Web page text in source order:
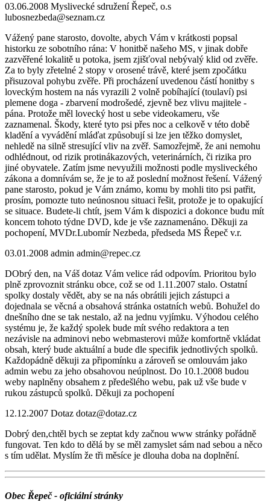
03.06.2008 Myslivecké sdružení Řepeč, o.s
lubosnezbeda@seznam.cz
Vážený pane starosto, dovolte, abych Vám v krátkosti popsal
historku ze sobotního rána: V honitbě našeho MS, v jinak dobře
zazvěřené lokalitě u potoka, jsem zjišťoval nebývalý klid od zvěře.
Za to byly zřetelné 2 stopy v orosené trávě, které jsem zpočátku
přisuzoval pohybu zvěře. Při procházení uvedenou částí honitby s
loveckým hostem na nás vyrazili 2 volně pobíhající (toulaví) psi
plemene doga - zbarvení modrošedé, zjevně bez vlivu majitele -
pána. Protože měl lovecký host u sebe videokameru, vše
zaznamenal. Škody, které tyto psi přes noc a celkově v této době
kladění a vyvádění mláďat způsobují si lze jen těžko domyslet,
nehledě na silně stresující vliv na zvěř. Samozřejmě, že ani nemohu
odhlédnout, od rizik protinákazových, veterinárních, či rizika pro
jiné obyvatele. Zatím jsme nevyužili možnosti podle mysliveckého
zákona a domnívám se, že je to až poslední možnost řešení. Vážený
pane starosto, pokud je Vám známo, komu by mohli tito psi patřit,
prosím, pomozte tuto neúnosnou situaci řešit, protože je to opakující
se situace. Budete-li chtít, jsem Vám k dispozici a dokonce budu mít
koncem tohoto týdne DVD, kde je vše zaznamenáno. Děkuji za
pochopení, MVDr.Lubomír Nezbeda, předseda MS Řepeč v.r.
03.01.2008 admin admin@repec.cz
DObrý den, na Váš dotaz Vám velice rád odpovím. Prioritou bylo
plně zprovoznit stránku obce, což se od 1.11.2007 stalo. Ostatní
spolky dostaly vědět, aby se na nás obrátili jejich zástupci a
dojednala se věcná a obsahová stránka ostatních webů. Bohužel do
dnešního dne se tak nestalo, až na jednu vyjímku. Výhodou celého
systému je, že každý spolek bude mít svého redaktora a ten
nezávisle na adminovi nebo webmasterovi může komfortně vkládat
obsah, který bude aktuální a bude dle specifik jednotlivých spolků.
Každopádně děkuji za připomínku a zároveň se omlouvám jako
admin webu za jeho obsahovou neúplnost. Do 10.1.2008 budou
weby naplněny obsahem z předešlého webu, pak už vše bude v
rukou zástupců spolků. Děkuji za pochopení
12.12.2007 Dotaz dotaz@dotaz.cz
Dobrý den,chtěl bych se zeptat kdy začnou www stránky pořádně
fungovat. Ten kdo to dělá by se měl zamyslet sám nad sebou a něco
s tím udělat. Myslím že tři měsíce je dlouha doba na doplnění.
Obec Řepeč - oficiální stránky